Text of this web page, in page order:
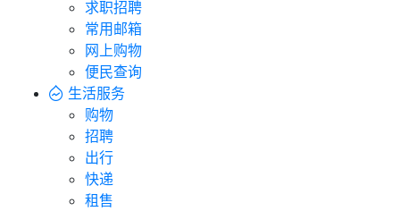
求职招聘
常用邮箱
网上购物
便民查询
生活服务
购物
招聘
出行
快递
租售